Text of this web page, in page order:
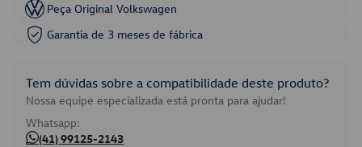
Peça Original Volkswagen
Garantia de 3 meses de fábrica
Tem dúvidas sobre a compatibilidade deste produto?
Nossa equipe especializada está pronta para ajudar!
Whatsapp:
(41) 99125-2143